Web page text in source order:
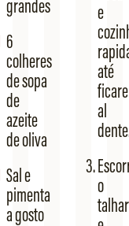
grandes
6
colheres
de sopa
de
azeite
de oliva
Sal e
pimenta
a gosto
e
até
al
o